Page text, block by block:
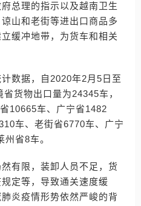
总理的指示以及越南卫生
山和老街等进出口商品多
缓冲地带，为货车和相关
数据，自2020年2月5日至
货物出口量为24345车，
10665车、广宁省1482
车、老街省6770车、广宁
省8车。
有限，装卸人员不足，货
定等，导致通关速度缓
炎疫情形势依然严峻的背